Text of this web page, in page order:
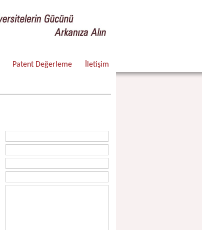
Patent Değerleme İletişim